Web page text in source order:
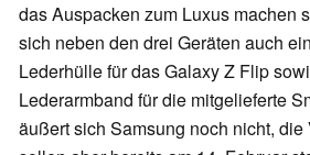
das Auspacken zum Luxus machen
sich neben den drei Geräten auch
Lederhülle für das Galaxy Z Flip
Lederarmband für die mitgelieferte
äußert sich Samsung noch nicht, die